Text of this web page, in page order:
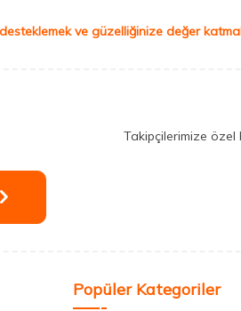
ve güzelliğinize değer
Takipçilerimize
Popüler Kategoriler